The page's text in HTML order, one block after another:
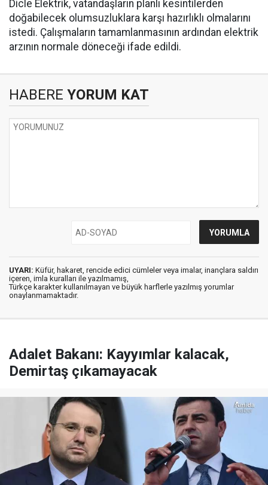
Dicle Elektrik, vatandaşların planlı kesintilerden
doğabilecek olumsuzluklara karşı hazırlıklı olmalarını
istedi. Çalışmaların tamamlanmasının ardından elektrik
arzının normale döneceği ifade edildi.
HABERE YORUM KAT
UYARI: Küfür, hakaret, rencide edici cümleler veya imalar, inançlara saldırı
içeren, imla kuralları ile yazılmamış,
Türkçe karakter kullanılmayan ve büyük harflerle yazılmış yorumlar
onaylanmamaktadır.
Adalet Bakanı: Kayyımlar kalacak,
Demirtaş çıkamayacak